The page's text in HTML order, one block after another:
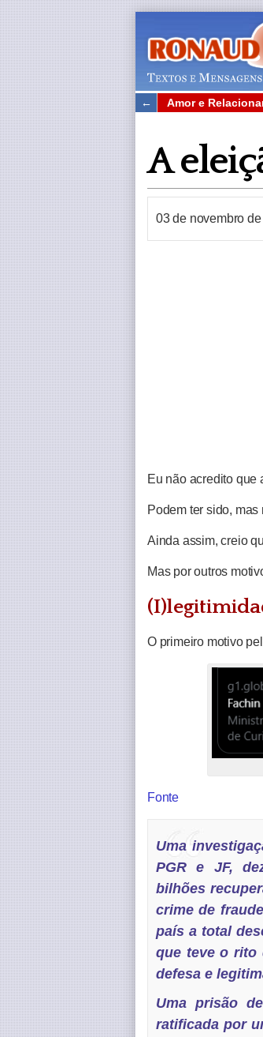
← Amor e
A
03 de novembro
Eu não acredito que
Podem ter sido,
Ainda assim, creio
Mas por outros
O primeiro motivo
Fonte
Uma
PGR e JF,
bilhões
crime de
país a total
que teve o rito
defesa e
Uma prisão
ratificada por